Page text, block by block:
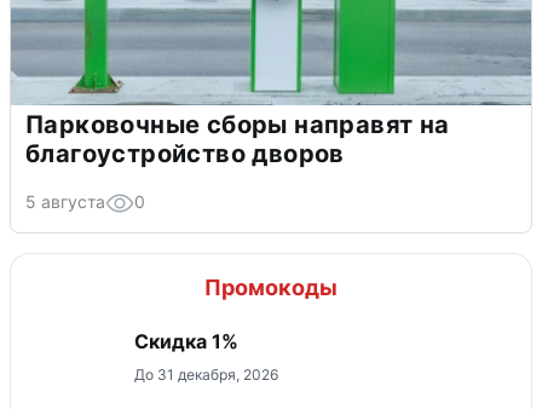
Парковочные сборы направят на
благоустройство дворов
5 августа 0
Промокоды
Скидка 1%
До 31 декабря, 2026